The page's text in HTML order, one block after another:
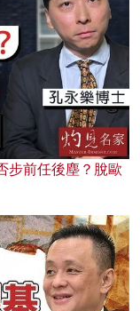
步前任後塵？脫歐